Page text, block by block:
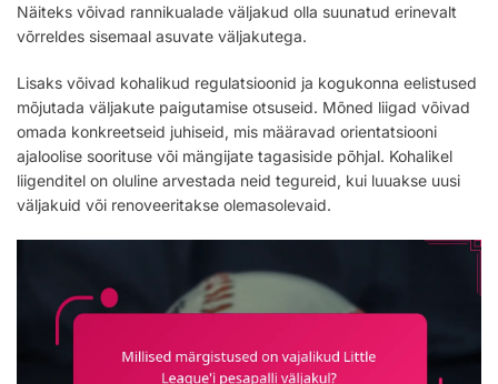
Näiteks võivad rannikualade väljakud olla suunatud erinevalt
võrreldes sisemaal asuvate väljakutega.
Lisaks võivad kohalikud regulatsioonid ja kogukonna eelistused
mõjutada väljakute paigutamise otsuseid. Mõned liigad võivad
omada konkreetseid juhiseid, mis määravad orientatsiooni
ajaloolise soorituse või mängijate tagasiside põhjal. Kohalikel
liigenditel on oluline arvestada neid tegureid, kui luuakse uusi
väljakuid või renoveeritakse olemasolevaid.